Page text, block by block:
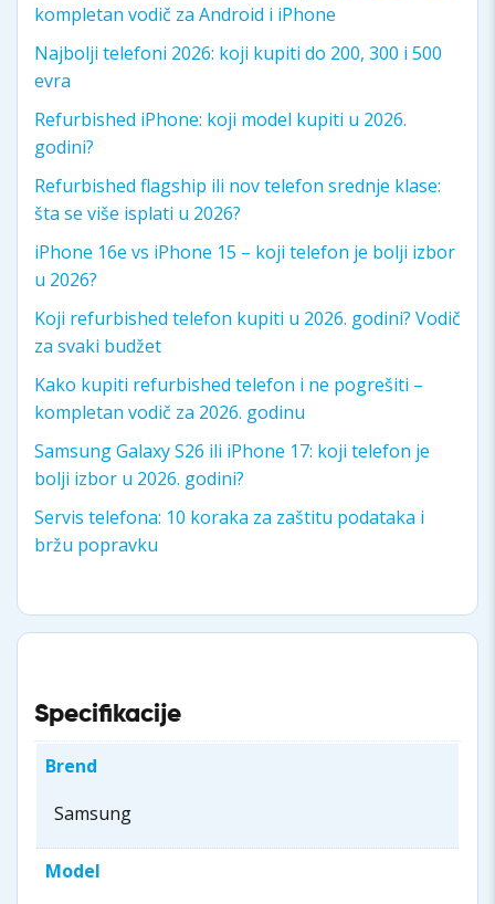
kompletan vodič za Android i iPhone
Najbolji telefoni 2026: koji kupiti do 200, 300 i 500
evra
Refurbished iPhone: koji model kupiti u 2026.
godini?
Refurbished flagship ili nov telefon srednje klase:
šta se više isplati u 2026?
iPhone 16e vs iPhone 15 – koji telefon je bolji izbor
u 2026?
Koji refurbished telefon kupiti u 2026. godini? Vodič
za svaki budžet
Kako kupiti refurbished telefon i ne pogrešiti –
kompletan vodič za 2026. godinu
Samsung Galaxy S26 ili iPhone 17: koji telefon je
bolji izbor u 2026. godini?
Servis telefona: 10 koraka za zaštitu podataka i
bržu popravku
Specifikacije
Brend
Samsung
Model